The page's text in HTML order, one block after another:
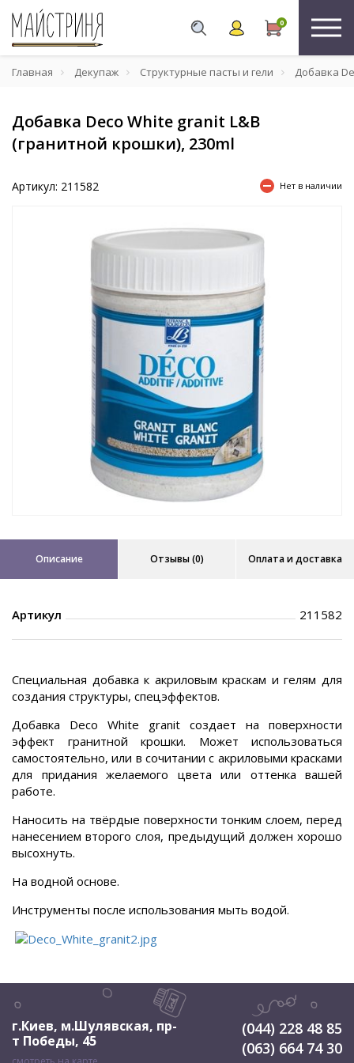
0
Главная Декупаж Структурные пасты и гели Добавка
Добавка Deco White granit L&B
(гранитной крошки), 230ml
Артикул: 211582 Нет в наличии
Описание Отзывы (0) Оплата и доставка
Артикул 211582
Специальная добавка к акриловым краскам и гелям для
создания структуры, спецэффектов.
Добавка Deco White granit создает на поверхности
эффект гранитной крошки. Может использоваться
самостоятельно, или в сочитании с акриловыми красками
для придания желаемого цвета или оттенка вашей
работе.
Наносить на твёрдые поверхности тонким слоем, перед
нанесением второго слоя, предыдущий должен хорошо
высохнуть.
На водной основе.
Инструменты после использования мыть водой.
г.Киев, м.Шулявская, пр-
т Победы, 45
(044) 228 48 85
(063) 664 74 30